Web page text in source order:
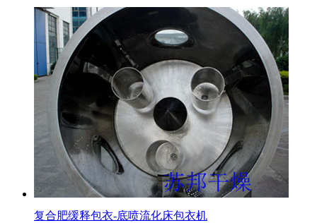
复合肥缓释包衣-底喷流化床包衣机